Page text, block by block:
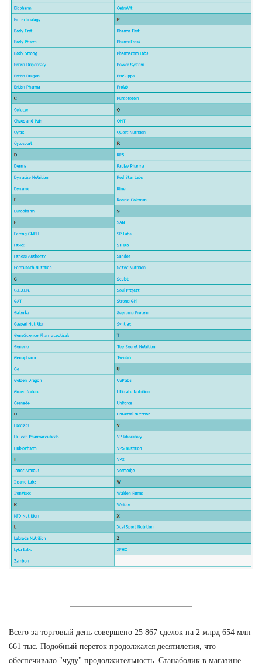
Всего за торговый день совершено 25 867 сделок на 2 млрд 654 млн
661 тыс. Подобный переток продолжался десятилетия, что
обеспечивало "чуду" продолжительность. Станаболик в магазине